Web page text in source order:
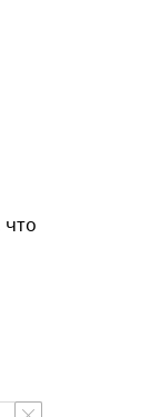
что